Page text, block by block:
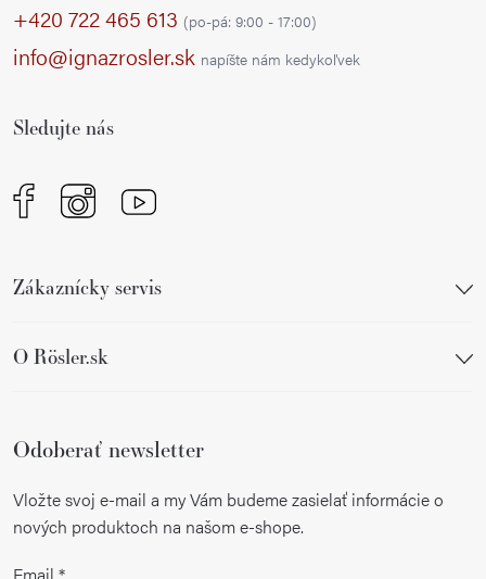
+420 722 465 613 (po-pá: 9:00 - 17:00)
info@ignazrosler.sk napíšte nám kedykoľvek
Sledujte nás
Zákaznícky servis
O Rösler.sk
Odoberať newsletter
Vložte svoj e-mail a my Vám budeme zasielať informácie o
nových produktoch na našom e-shope.